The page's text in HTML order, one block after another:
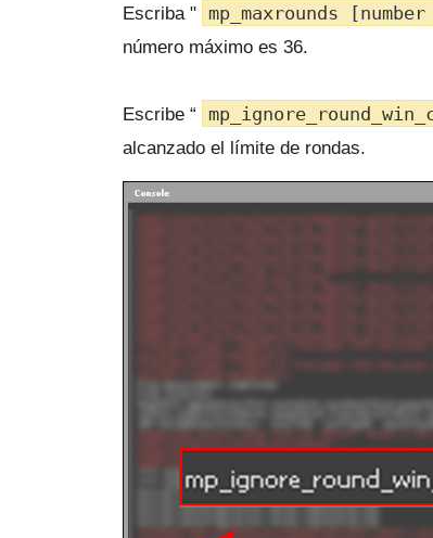
Escriba "
mp_maxrounds
número máximo es 36.
Escribe “
alcanzado el límite de rondas.